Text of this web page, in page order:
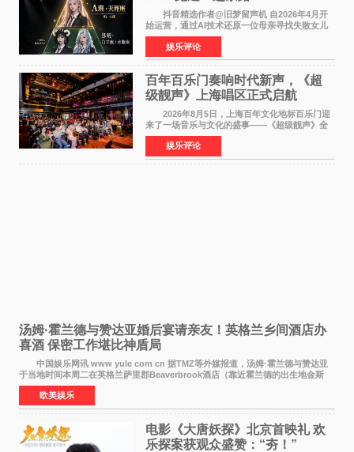
抖音精选作者@旧梦留声机 自2026年4月开
始运营，通过AI技术还原一位母亲寻找失散女儿
的故事，凭借强情感表达获得大量用户关注，发
布仅21小时便获得超1亿曝光、超1000万互动。
此后，账号持续沿
娱乐评论
百年百乐门奏响时代新声，《超
级靓声》上海唱区正式启航
2026年8月5日，上海百年文化地标百乐门迎
来了一场音乐与文化的盛事——《超级靓声》全
国励志音乐公益节目上海唱区新闻发布会暨启动
仪式在此隆重举行。各界领导、嘉宾与媒体朋友
齐聚一堂，共同
娱乐评论
汤姆·霍兰德与赞达亚婚后宴请亲友！英格兰乡间酒店办
喜酒 保密工作堪比神盾局
中国娱乐网讯 www yule com cn 据TMZ等外媒报道，汤姆·霍兰德与赞达亚
于当地时间本周二在英格兰萨里郡Beaverbrook酒店（靠近霍兰德的出生地金斯
顿）举办婚宴，邀请家人与朋友们喝喜酒，庆祝
欧美娱乐
电影《大唐妖探》北京首映礼 欢
乐探案获观众盛赞：“夯！”